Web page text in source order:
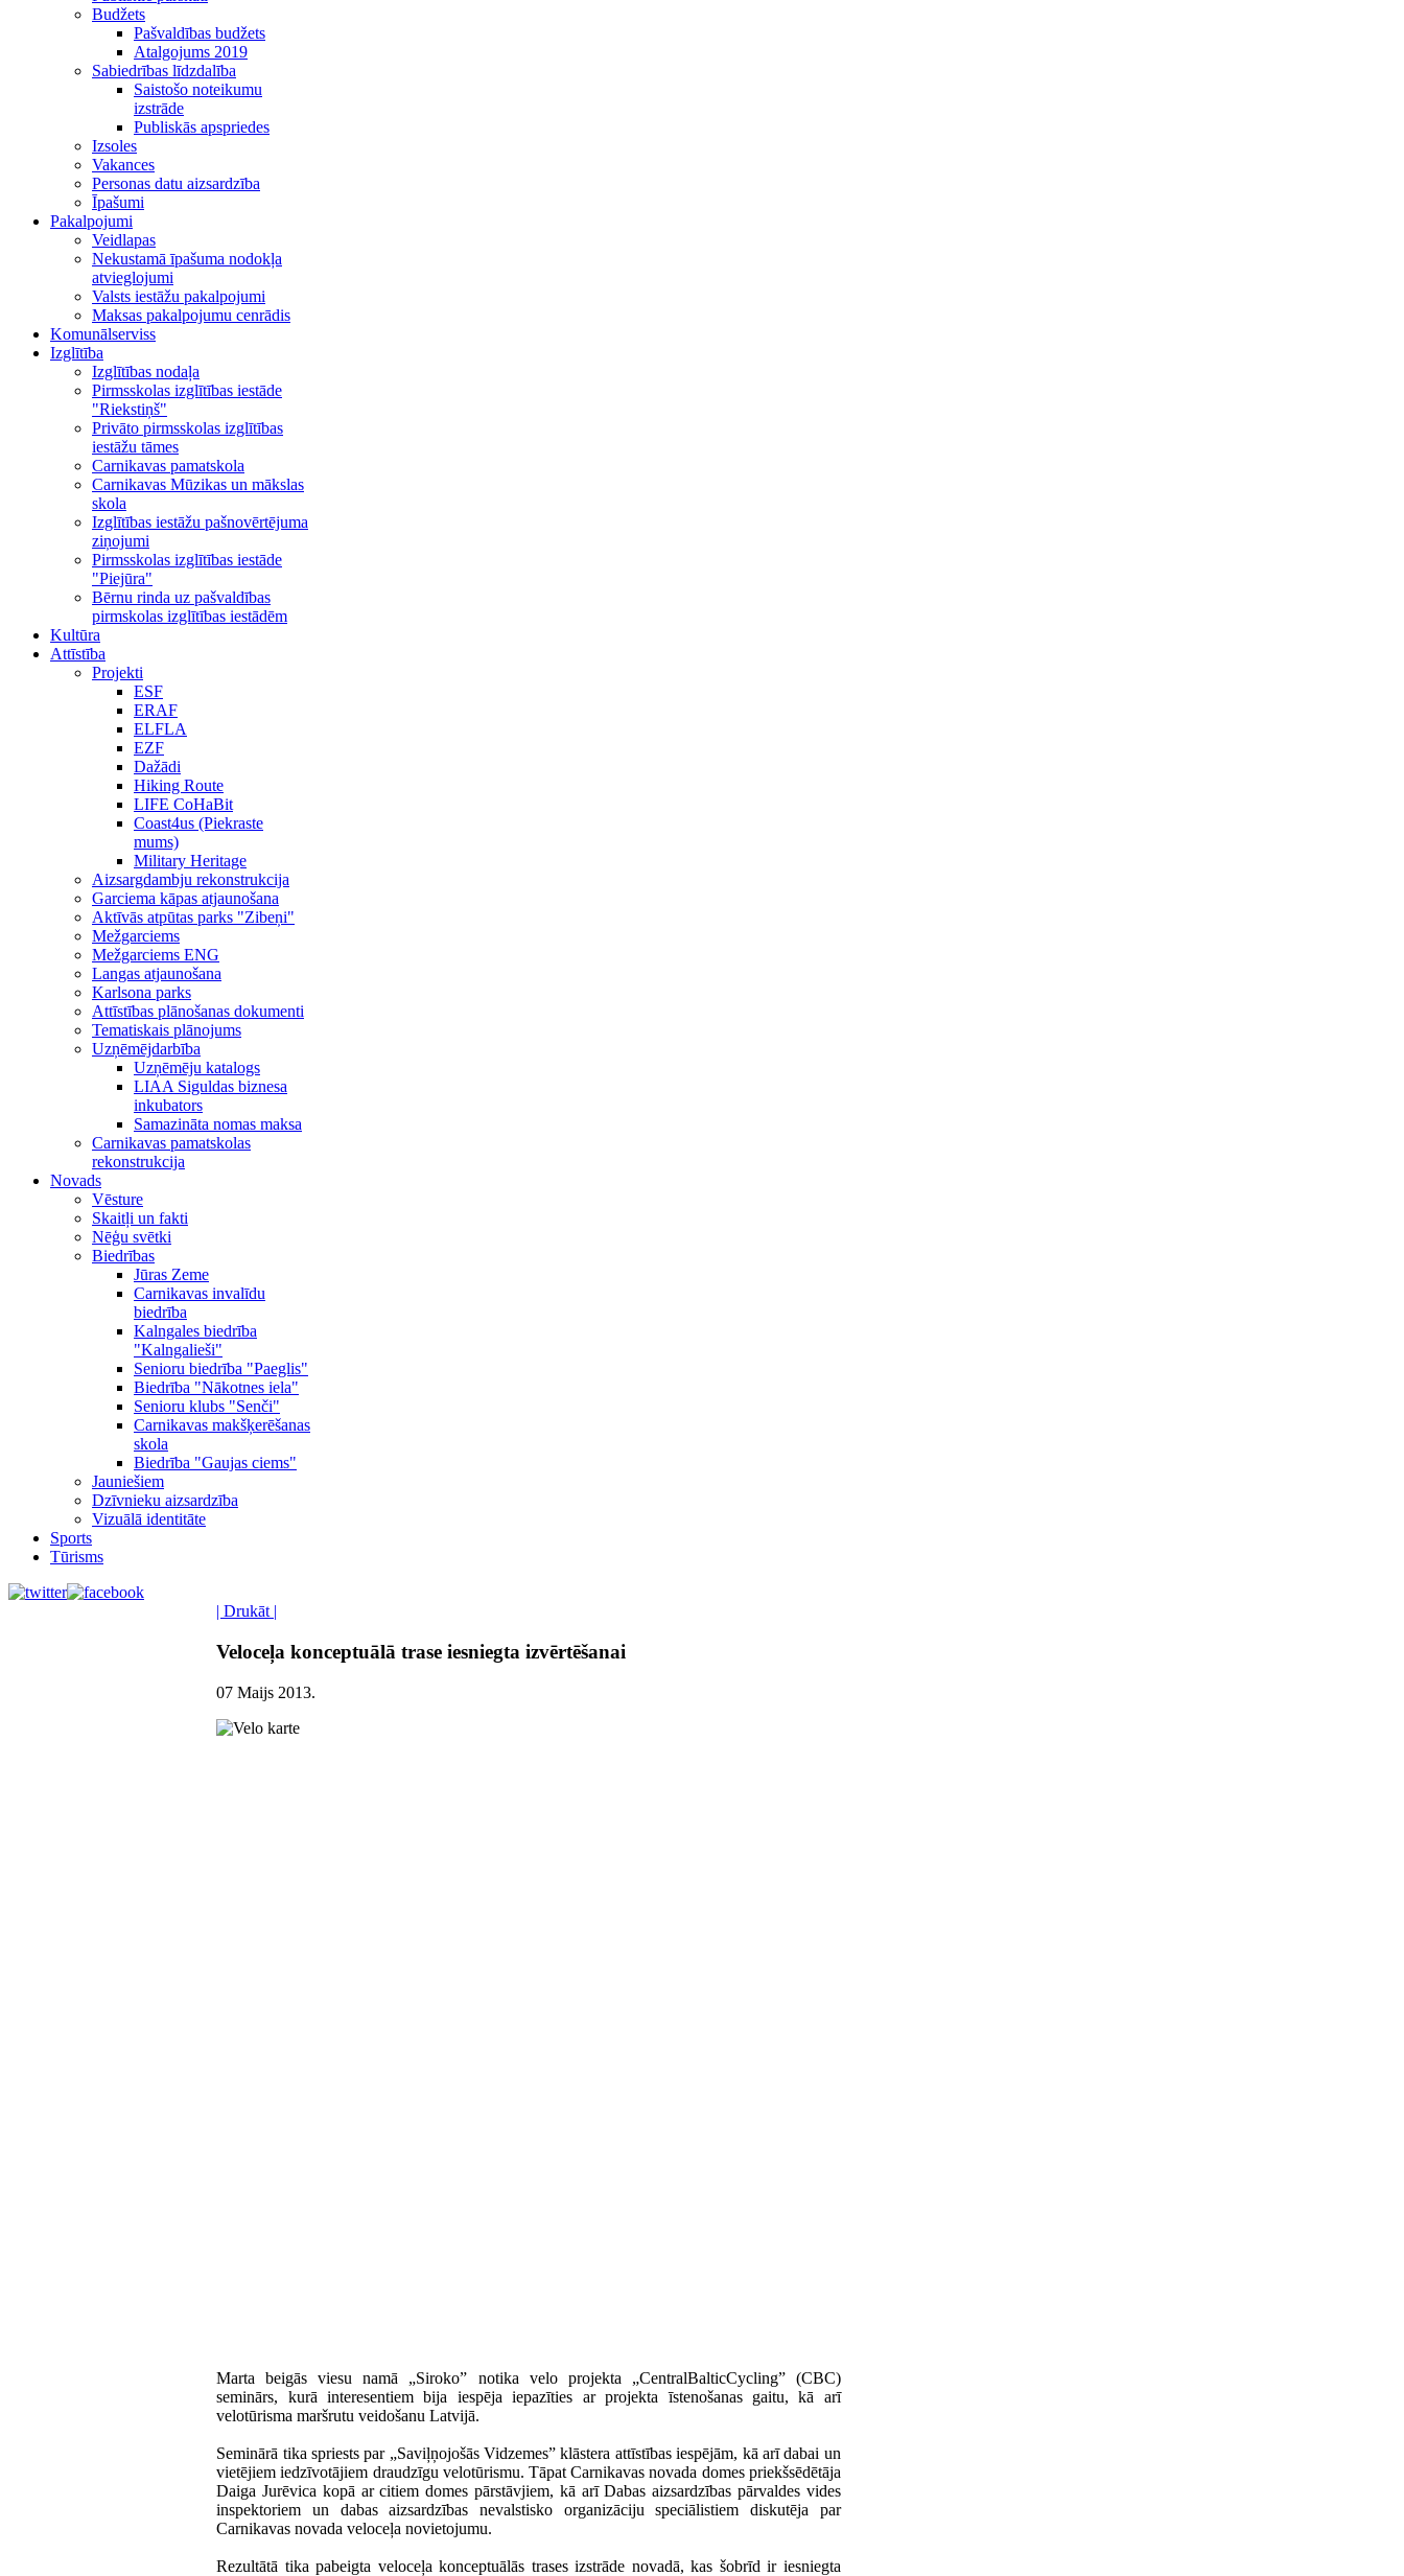
Budžets
Pašvaldības budžets
Atalgojums 2019
Sabiedrības līdzdalība
Saistošo noteikumu
izstrāde
Publiskās apspriedes
Izsoles
Vakances
Personas datu aizsardzība
Īpašumi
Pakalpojumi
Veidlapas
Nekustamā īpašuma nodokļa
atvieglojumi
Valsts iestāžu pakalpojumi
Maksas pakalpojumu cenrādis
Komunālserviss
Izglītība
Izglītības nodaļa
Pirmsskolas izglītības iestāde
"Riekstiņš"
Privāto pirmsskolas izglītības
iestāžu tāmes
Carnikavas pamatskola
Carnikavas Mūzikas un mākslas
skola
Izglītības iestāžu pašnovērtējuma
ziņojumi
Pirmsskolas izglītības iestāde
"Piejūra"
Bērnu rinda uz pašvaldības
pirmskolas izglītības iestādēm
Kultūra
Attīstība
Projekti
ESF
ERAF
ELFLA
EZF
Dažādi
Hiking Route
LIFE CoHaBit
Coast4us (Piekraste
mums)
Military Heritage
Aizsargdambju rekonstrukcija
Garciema kāpas atjaunošana
Aktīvās atpūtas parks "Zibeņi"
Mežgarciems
Mežgarciems ENG
Langas atjaunošana
Karlsona parks
Attīstības plānošanas dokumenti
Tematiskais plānojums
Uzņēmējdarbība
Uzņēmēju katalogs
LIAA Siguldas biznesa
inkubators
Samazināta nomas maksa
Carnikavas pamatskolas
rekonstrukcija
Novads
Vēsture
Skaitļi un fakti
Nēģu svētki
Biedrības
Jūras Zeme
Carnikavas invalīdu
biedrība
Kalngales biedrība
"Kalngalieši"
Senioru biedrība "Paeglis"
Biedrība "Nākotnes iela"
Senioru klubs "Senči"
Carnikavas makšķerēšanas
skola
Biedrība "Gaujas ciems"
Jauniešiem
Dzīvnieku aizsardzība
Vizuālā identitāte
Sports
Tūrisms
| Drukāt |
Veloceļa konceptuālā trase iesniegta izvērtēšanai
07 Maijs 2013.
Marta beigās viesu namā „Siroko” notika velo projekta „CentralBalticCycling” (CBC)
seminārs, kurā interesentiem bija iespēja iepazīties ar projekta īstenošanas gaitu, kā arī
velotūrisma maršrutu veidošanu Latvijā.
Seminārā tika spriests par „Saviļņojošās Vidzemes” klāstera attīstības iespējām, kā arī dabai un
vietējiem iedzīvotājiem draudzīgu velotūrismu. Tāpat Carnikavas novada domes priekšsēdētāja
Daiga Jurēvica kopā ar citiem domes pārstāvjiem, kā arī Dabas aizsardzības pārvaldes vides
inspektoriem un dabas aizsardzības nevalstisko organizāciju speciālistiem diskutēja par
Carnikavas novada veloceļa novietojumu.
Rezultātā tika pabeigta veloceļa konceptuālās trases izstrāde novadā, kas šobrīd ir iesniegta